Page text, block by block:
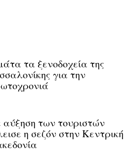
τα ξενοδοχεία της
για την
των τουριστών
η σεζόν στην Κεντρική